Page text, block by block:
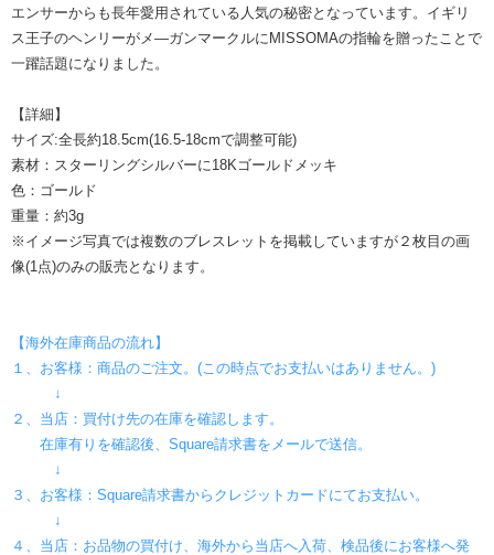
エンサーからも長年愛用されている人気の秘密となっています。イギリ
ス王子のヘンリーがメ―ガンマークルにMISSOMAの指輪を贈ったことで
一躍話題になりました。
【詳細】
サイズ:全長約18.5cm(16.5-18cmで調整可能)
素材：スターリングシルバーに18Kゴールドメッキ
色：ゴールド
重量：約3g
※イメージ写真では複数のブレスレットを掲載していますが２枚目の画
像(1点)のみの販売となります。
【海外在庫商品の流れ】
１、お客様：商品のご注文。(この時点でお支払いはありません。)
↓
２、当店：買付け先の在庫を確認します。
在庫有りを確認後、Square請求書をメールで送信。
↓
３、お客様：Square請求書からクレジットカードにてお支払い。
↓
４、当店：お品物の買付け、海外から当店へ入荷、検品後にお客様へ発